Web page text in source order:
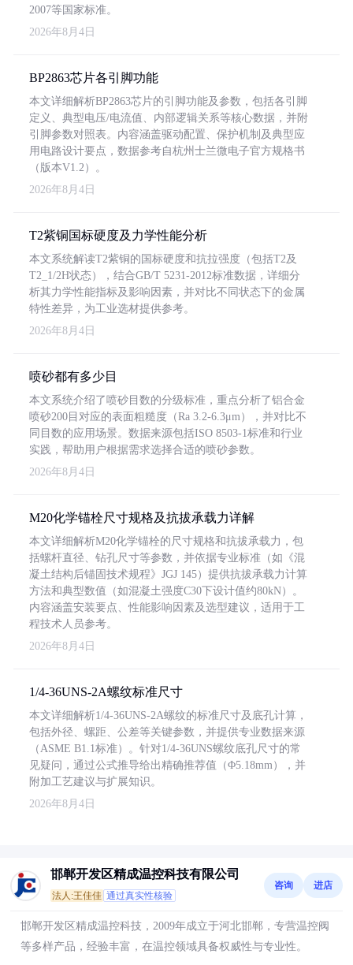
2007等国家标准。
2026年8月4日
BP2863芯片各引脚功能
本文详细解析BP2863芯片的引脚功能及参数，包括各引脚
定义、典型电压/电流值、内部逻辑关系等核心数据，并附
引脚参数对照表。内容涵盖驱动配置、保护机制及典型应
用电路设计要点，数据参考自杭州士兰微电子官方规格书
（版本V1.2）。
2026年8月4日
T2紫铜国标硬度及力学性能分析
本文系统解读T2紫铜的国标硬度和抗拉强度（包括T2及
T2_1/2H状态），结合GB/T 5231-2012标准数据，详细分
析其力学性能指标及影响因素，并对比不同状态下的金属
特性差异，为工业选材提供参考。
2026年8月4日
喷砂都有多少目
本文系统介绍了喷砂目数的分级标准，重点分析了铝合金
喷砂200目对应的表面粗糙度（Ra 3.2-6.3μm），并对比不
同目数的应用场景。数据来源包括ISO 8503-1标准和行业
实践，帮助用户根据需求选择合适的喷砂参数。
2026年8月4日
M20化学锚栓尺寸规格及抗拔承载力详解
本文详细解析M20化学锚栓的尺寸规格和抗拔承载力，包
括螺杆直径、钻孔尺寸等参数，并依据专业标准（如《混
凝土结构后锚固技术规程》JGJ 145）提供抗拔承载力计算
方法和典型数值（如混凝土强度C30下设计值约80kN）。
内容涵盖安装要点、性能影响因素及选型建议，适用于工
程技术人员参考。
2026年8月4日
1/4-36UNS-2A螺纹标准尺寸
本文详细解析1/4-36UNS-2A螺纹的标准尺寸及底孔计算，
包括外径、螺距、公差等关键参数，并提供专业数据来源
（ASME B1.1标准）。针对1/4-36UNS螺纹底孔尺寸的常
见疑问，通过公式推导给出精确推荐值（Φ5.18mm），并
附加工艺建议与扩展知识。
2026年8月4日
邯郸开发区精成温控科技有限公司
法人:王佳佳 通过真实性核验
咨询 进店
邯郸开发区精成温控科技，2009年成立于河北邯郸，专营温控阀
等多样产品，经验丰富，在温控领域具备权威性与专业性。